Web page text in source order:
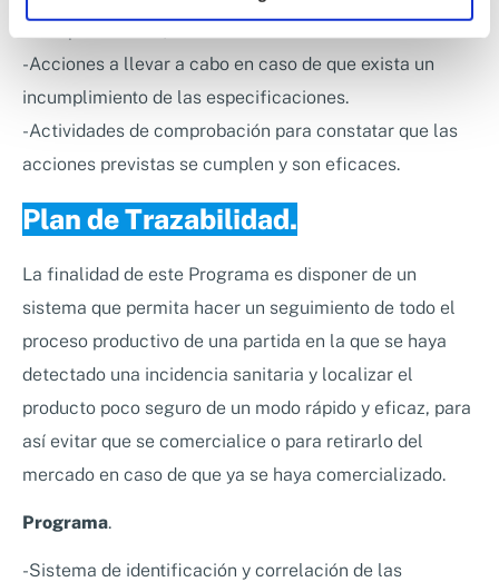
-Acciones a llevar a cabo en caso de que exista un
incumplimiento de las especificaciones.
-Actividades de comprobación para constatar que las
acciones previstas se cumplen y son eficaces.
Plan de Trazabilidad.
La finalidad de este Programa es disponer de un
sistema que permita hacer un seguimiento de todo el
proceso productivo de una partida en la que se haya
detectado una incidencia sanitaria y localizar el
producto poco seguro de un modo rápido y eficaz, para
así evitar que se comercialice o para retirarlo del
mercado en caso de que ya se haya comercializado.
Programa.
-Sistema de identificación y correlación de las